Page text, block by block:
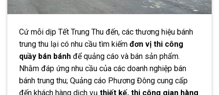
Cứ mỗi dịp Tết Trung Thu đến, các thương hiệu bánh
trung thu lại có nhu cầu tìm kiếm đơn vị thi công
quầy bán bánh để quảng cáo và bán sản phẩm.
Nhằm đáp ứng nhu cầu của các doanh nghiệp bán
bánh trung thu; Quảng cáo Phương Đông cung cấp
đến khách hàng dịch vụ thiết kế, thi công gian hàng